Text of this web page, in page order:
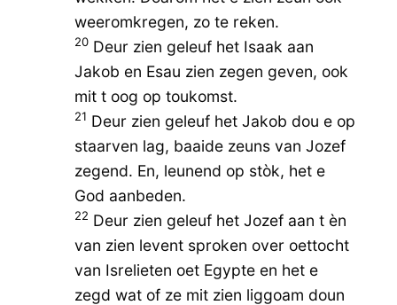
weeromkregen, zo te reken.
20Deur zien geleuf het Isaak aan
Jakob en Esau zien zegen geven, ook
mit t oog op toukomst.
21 Deur zien geleuf het Jakob dou e op
staarven lag, baaide zeuns van Jozef
zegend. En, leunend op stòk, het e
God aanbeden.
22 Deur zien geleuf het Jozef aan t èn
van zien levent sproken over oettocht
van Isrelieten oet Egypte en het e
zegd wat of ze mit zien liggoam doun